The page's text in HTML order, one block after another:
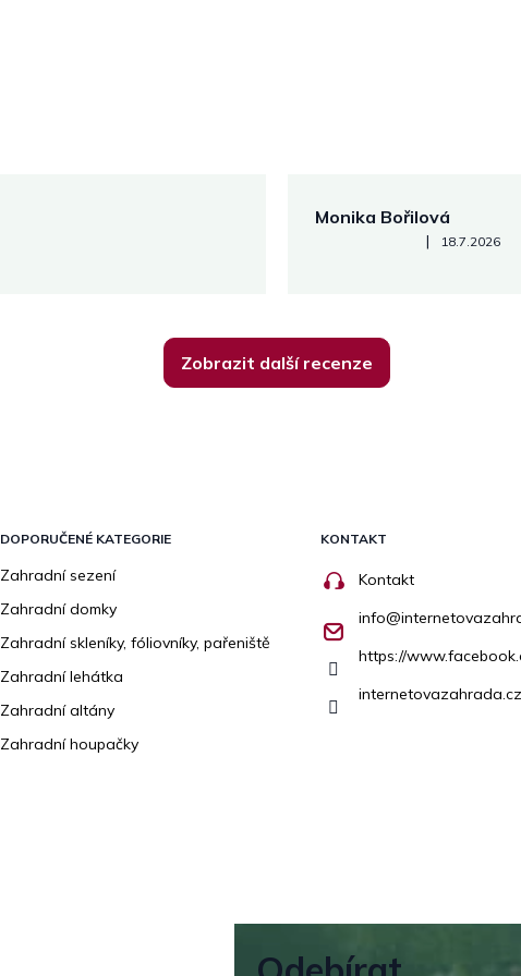
Monika Bořilová
Hodnocení obchodu je 5 z
| 18.7.2026
Zobrazit další recenze
DOPORUČENÉ KATEGORIE
Zahradní sezení
Zahradní domky
Zahradní skleníky, fóliovníky, pařeniště
Zahradní lehátka
Zahradní altány
Zahradní houpačky
KONTAKT
Kontakt
info@
https://